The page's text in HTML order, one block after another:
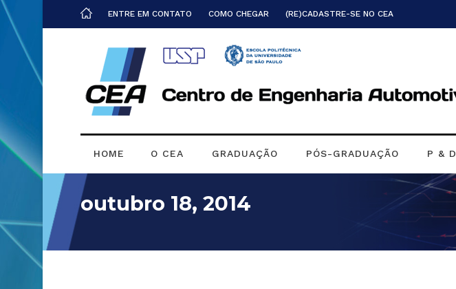
ENTRE EM CONTATO COMO CHEGAR (RE)CADASTRE-SE NO CEA
HOME O CEA GRADUAÇÃO PÓS-GRADUAÇÃO P & D
outubro 18, 2014